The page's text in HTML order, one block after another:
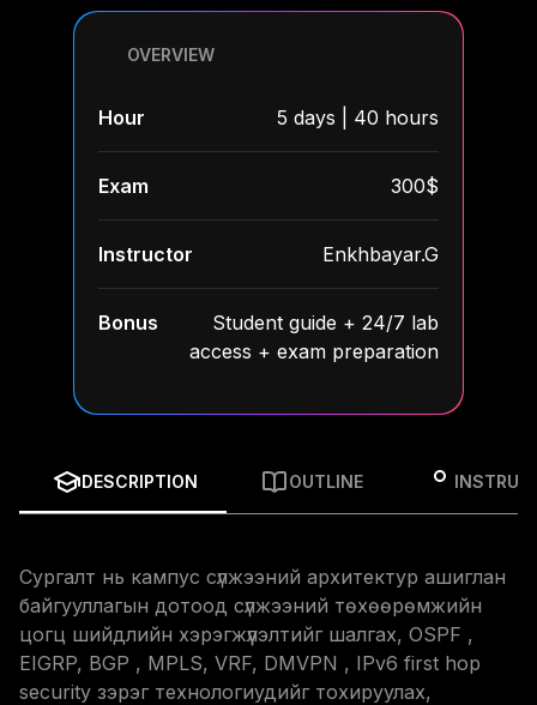
OVERVIEW
Hour 5 days | 40 hours
Exam 300$
Instructor Enkhbayar.G
Bonus
Student guide + 24/7 lab
access + exam preparation
DESCRIPTION OUTLINE
Сургалт нь кампус сүлжээний архитектур ашиглан
байгууллагын дотоод сүлжээний төхөөрөмжийн
цогц шийдлийн хэрэгжүүлэлтийг шалгах, OSPF ,
EIGRP, BGP , MPLS, VRF, DMVPN , IPv6 first hop
security зэрэг технологиудийг тохируулах,